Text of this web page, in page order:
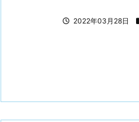
2022年03月28日